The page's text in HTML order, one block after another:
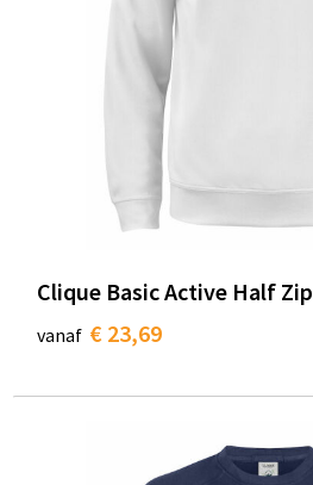
Clique Basic Active Half Zip
vanaf € 23,69